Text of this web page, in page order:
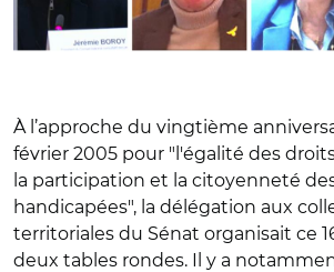
À l’approche du vingtième
février 2005 pour "l'égalité des
la participation et la citoyenneté
handicapées", la délégation aux
territoriales du Sénat organisait ce
deux tables rondes. Il y a